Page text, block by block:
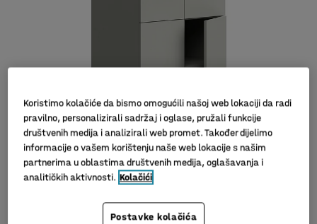
Slični proizvodi
Koristimo kolačiće da bismo omogućili našoj web lokaciji da radi
pravilno, personalizirali sadržaj i oglase, pružali funkcije
društvenih medija i analizirali web promet. Također dijelimo
informacije o vašem korištenju naše web lokacije s našim
partnerima u oblastima društvenih medija, oglašavanja i
analitičkih aktivnosti. Kolačići
Postavke kolačića